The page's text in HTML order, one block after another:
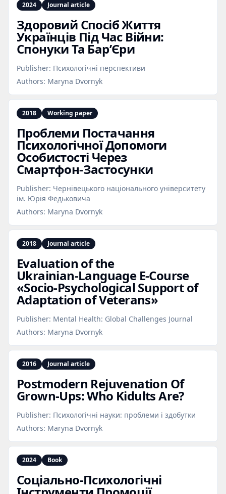
2024 Journal article
Здоровий Спосіб Життя
Українців Під Час Війни:
Спонуки Та Бар’Єри
Publisher: Психологічні перспективи
Authors: Maryna Dvornyk
2018 Working paper
Проблеми Постачання
Психологічної Допомоги
Особистості Через
Смартфон‑Застосунки
Publisher: Чернівецького національного університету
ім. Юрія Федьковича
Authors: Maryna Dvornyk
2018 Journal article
Evaluation of the
Ukrainian‑Language E‑Course
«Socio‑Psychological Support of
Adaptation of Veterans»
Publisher: Mental Health: Global Challenges Journal
Authors: Maryna Dvornyk
2016 Journal article
Postmodern Rejuvenation Of
Grown‑Ups: Who Kidults Are?
Publisher: Психологічні науки: проблеми і здобутки
Authors: Maryna Dvornyk
2024 Book
Соціально‑Психологічні